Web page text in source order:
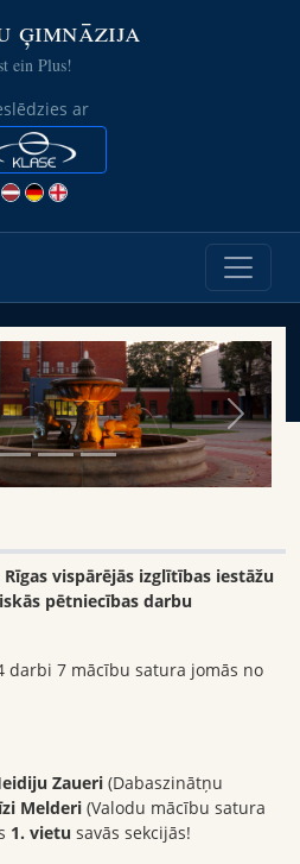
ģimnāzija
ein Plus!
ar
Next
Rīgas vispārējās izglītības iestāžu
pētniecības darbu
darbi 7 mācību satura jomās no
Zaueri (Dabaszinātņu
Melderi (Valodu mācību satura
1. vietu savās sekcijās!